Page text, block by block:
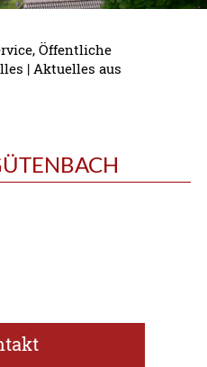
Öffentliche
|Aktuelles aus